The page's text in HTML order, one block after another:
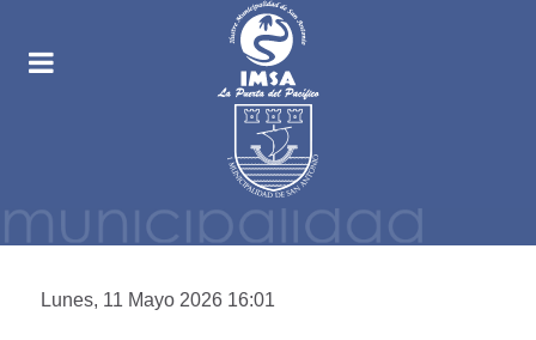
Lunes, 11 Mayo 2026 16:01